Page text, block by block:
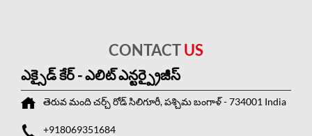
CONTACTUS
ఎక్సైడ్ కేర్ - ఎలిట్ ఎన్టర్ప్రైజీస్
తెరువ మందిచర్చ్ రోడ్సిలిగూరీ, పశ్చిమ బంగాళ్-734001 India
+918069351684